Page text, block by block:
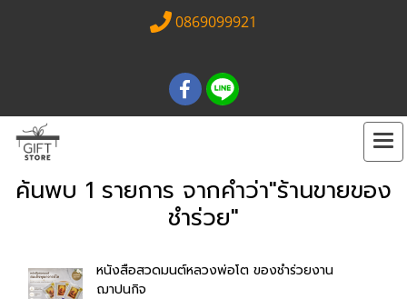
0869099921
ค้นพบ 1 รายการ จากคำว่า"ร้านขายของ
ชำร่วย"
หนังสือสวดมนต์หลวงพ่อโต ของชำร่วยงาน
ฌาปนกิจ